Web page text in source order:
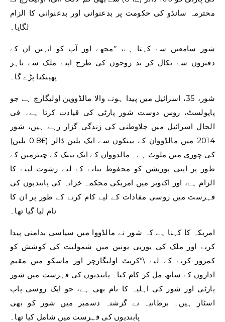
محترمہ سانڈو کی حکومت پر بدعنوانی اور بدعنوانی کا الزام
لگایا۔
شور سامعین سے کہتا ہے، ’’مجھے اور آپ کو انہیں ان کے
دفتروں سے نکال کر بد روحوں کی طرح اپنے ملک سے باہر
پھینکنا پڑے گا۔
شور، 35، اسرائیل میں پیدا ہونے والا مالڈووین اولیگارچ ہے جو
پاپولسٹ، روس دوست شور پارٹی کی قیادت کرتا ہے۔ فی
الحال اسرائیل میں جلاوطنی کی زندگی گزار رہے ہیں، شور
2014 میں مالڈووان کے بینکوں سے ایک بلین ڈالر (£0.8 بلین)
کی چوری میں ملوث ہے۔ مالدووان کے ایک بینک کے چیئرمین کے
طور پر اپنی پوزیشن کو محفوظ بنانے کے لیے رشوت لینے کا
الزام ہے، اور اکتوبر میں امریکی محکمہ خزانہ کی پابندیوں کی
فہرست میں روسی مفادات کے لیے کام کرنے کے طور پر ان کا
نام لیا گیا تھا۔
امریکہ کا کہنا ہے کہ شور نے مالڈووا میں سیاسی بدامنی پیدا
کرنے اور ملک کی یورپی یونین میں شمولیت کی کوشش کو
کمزور کرنے کے لیے \”کرپٹ اولیگارچز اور ماسکو میں مقیم
اداروں کے ساتھ مل کر کام کیا۔ پابندیوں کی فہرست میں شور
پارٹی اور شور کی اہلیہ کا نام بھی ہے، جو ایک روسی پاپ
اسٹار ہیں۔ برطانیہ نے گزشتہ دسمبر میں شور کو بھی
پابندیوں کی فہرست میں شامل کیا تھا۔